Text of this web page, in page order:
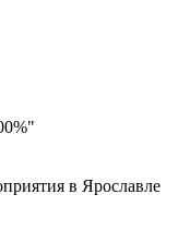
в Ярославле